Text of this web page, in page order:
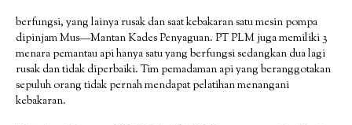
berfungsi, yang lainya rusak dan saat kebakaran satu mesin pompa
dipinjam Mus—Mantan Kades Penyaguan. PT PLM juga memiliki 3
menara pemantau api hanya satu yang berfungsi sedangkan dua lagi
rusak dan tidak diperbaiki. Tim pemadaman api yang beranggotakan
sepuluh orang tidak pernah mendapat pelatihan menangani
kebakaran.